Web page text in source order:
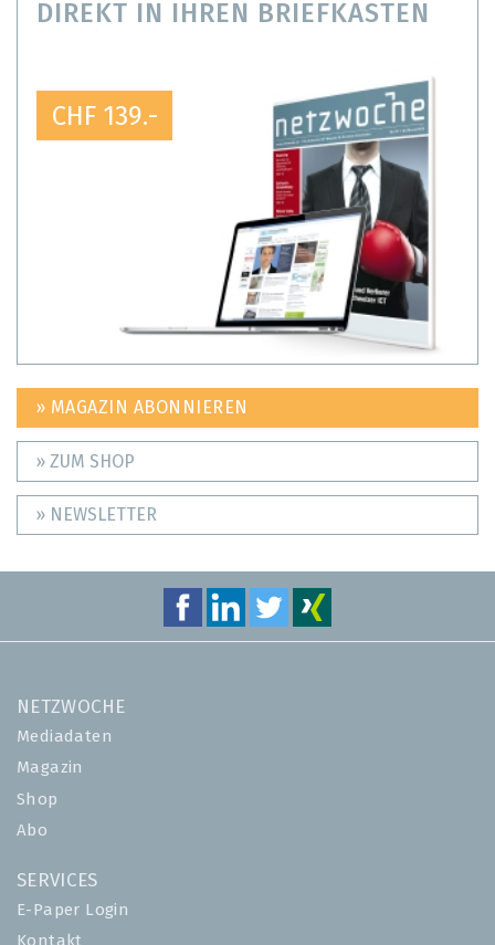
DIREKT IN IHREN BRIEFKASTEN
CHF 139.-
» MAGAZIN ABONNIEREN
» ZUM SHOP
» NEWSLETTER
NETZWOCHE
Mediadaten
Magazin
Shop
Abo
SERVICES
E-Paper Login
Kontakt